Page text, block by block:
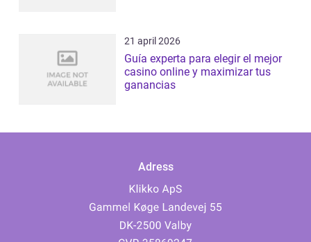
21 april 2026
Guía experta para elegir el mejor
casino online y maximizar tus
ganancias
Adress